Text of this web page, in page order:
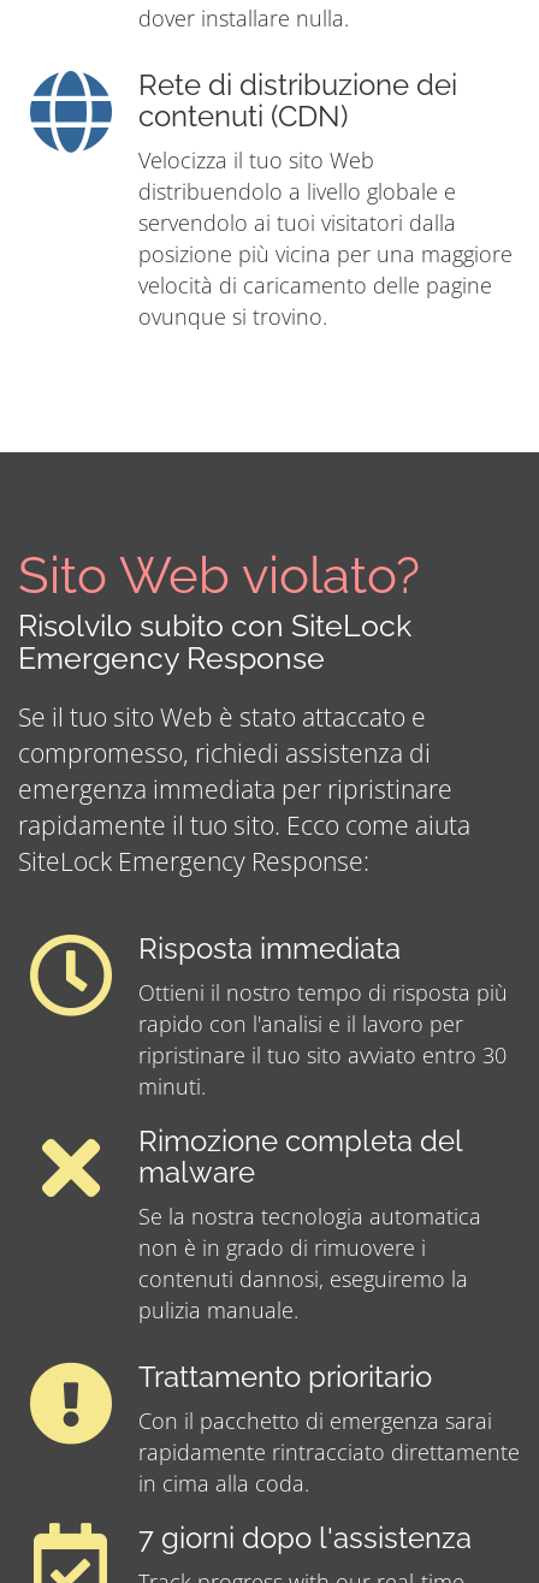
dover installare nulla.
Rete di distribuzione dei
contenuti (CDN)
Velocizza il tuo sito Web
distribuendolo a livello globale e
servendolo ai tuoi visitatori dalla
posizione più vicina per una maggiore
velocità di caricamento delle pagine
ovunque si trovino.
Sito Web violato?
Risolvilo subito con SiteLock
Emergency Response
Se il tuo sito Web è stato attaccato e
compromesso, richiedi assistenza di
emergenza immediata per ripristinare
rapidamente il tuo sito. Ecco come aiuta
SiteLock Emergency Response:
Risposta immediata
Ottieni il nostro tempo di risposta più
rapido con l'analisi e il lavoro per
ripristinare il tuo sito avviato entro 30
minuti.
Rimozione completa del
malware
Se la nostra tecnologia automatica
non è in grado di rimuovere i
contenuti dannosi, eseguiremo la
pulizia manuale.
Trattamento prioritario
Con il pacchetto di emergenza sarai
rapidamente rintracciato direttamente
in cima alla coda.
7 giorni dopo l'assistenza